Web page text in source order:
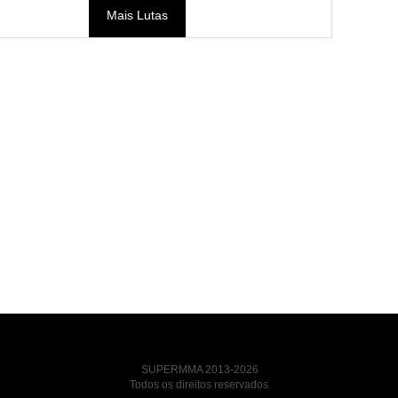
Mais Lutas
SUPERMMA 2013-2026
Todos os direitos reservados.